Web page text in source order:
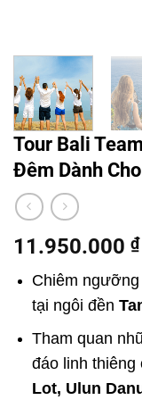
Tour Bali
Đêm Dành
11.950.000 ₫
Chiêm
tại ngôi đền
Tham quan
đáo linh
Lot, Ulun